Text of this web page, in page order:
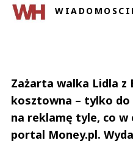
Zażarta walka Lidla
kosztowna – tylko do
na reklamę tyle, co w
portal Money.pl.